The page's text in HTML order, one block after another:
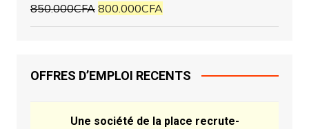
850.000CFA 800.000CFA
OFFRES D’EMPLOI RECENTS
Une société de la place recrute-